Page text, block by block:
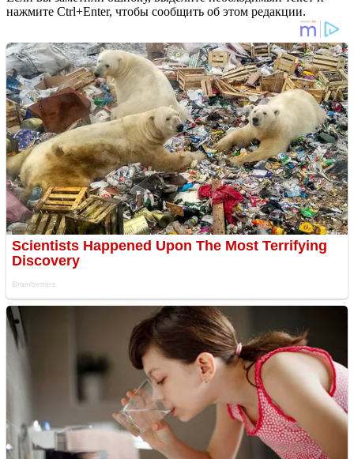
нажмите Ctrl+Enter, чтобы сообщить об этом редакции.